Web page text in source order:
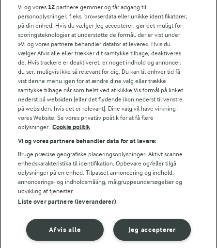
FarmAhead™ Check rapport
Andelshaverinfo: Mælkepris
Fødevarestyrelsens smiley-rapporter for Arla Foods
Fødevarestyrelsens smiley-rapporter for Jörd
Fødevarestyrelsens smiley-rapporter for Lurpak PB
Følg
© 2026 Arla Foods
Vælg en anden cookies
Betingelser for brug
Vi og vores 12 partnere gemmer og får adgang til
personoplysninger, f.eks. browserdata eller unikke identifikatorer,
på din enhed. Hvis du vælger Jeg accepterer, gør det muligt for
sporingsteknologier at understøtte de formål, der er vist under
»Vi og vores partnere behandler datafor at levere«. Hvis du
vælger Afvis alle eller trækker dit samtykke tilbage, deaktiveres
de. Hvis trackere er deaktiveret, er noget indhold og annoncer,
du ser, muligvis ikke så relevant for dig. Du kan til enhver tid få
vist denne menu igen for at ændre dine valg eller trække
samtykke tilbage når som helst ved at klikke Vis formål på linket
nederst på websiden [eller det flydende ikon nederst til venstre
på websiden, hvis det er relevant]. Dine valg vil have virkning i
vores Website. Se vores privatliv politik for at få flere
oplysninger. Cookie politik
Vi og vores partnere behandler data for at levere:
Bruge præcise geografiske placeringsoplysninger. Aktivt scanne
enhedskarakteristika til identifikation. Opbevare og/eller tilgå
oplysninger på en enhed. Tilpasset annoncering og indhold,
annoncerings- og indholdsmåling, målgruppeundersøgelser og
udvikling af tjenester.
Liste over partnere (leverandører)
Jeg accepterer
Afvis alle